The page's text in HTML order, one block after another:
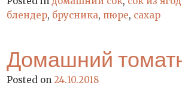
блендер, брусника, пюре, сахар
Домашний
Posted on24.10.2018